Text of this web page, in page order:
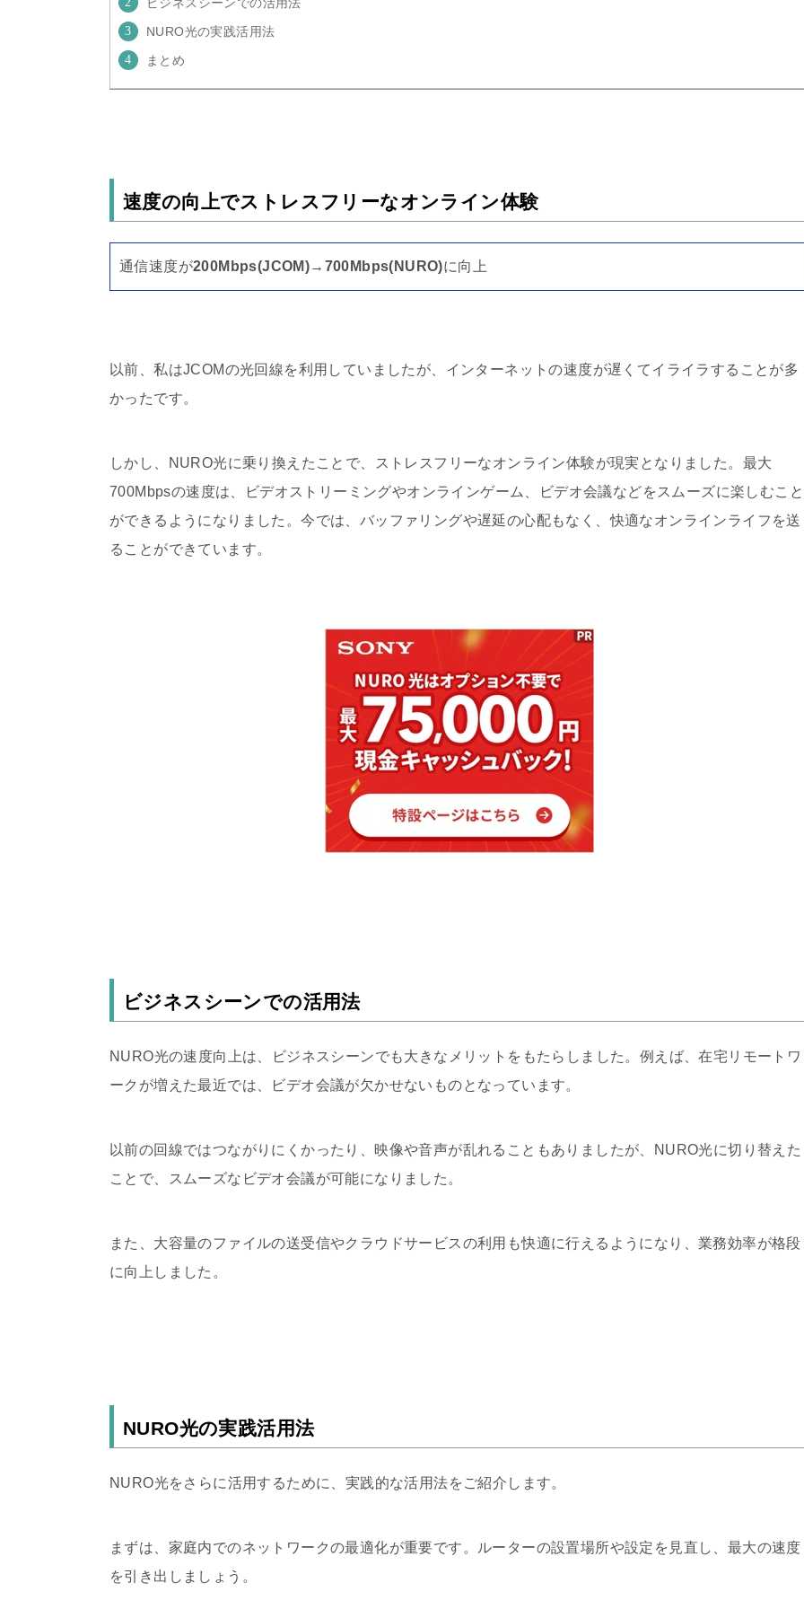
NURO光の実践活用法
まとめ
速度の向上でストレスフリーなオンライン体験
通信速度が200Mbps(JCOM)→700Mbps(NURO)に向上
以前、私はJCOMの光回線を利用していましたが、インターネットの速度が遅くてイライラすることが多
かったです。
しかし、 NURO光に乗り換えたことで、ストレスフリーなオンライン体験が現実となりました。最大
700Mbpsの速度は、ビデオストリーミングやオンラインゲーム、ビデオ会議などをスムーズに楽しむこと
ができるようになりました。今では、バッファリングや遅延の心配もなく、快適なオンラインライフを送
ることができています。
ビジネスシーンでの活用法
NURO光の速度向上は、ビジネスシーンでも大きなメリットをもたらしました。例えば、在宅リモートワ
ークが増えた最近では、ビデオ会議が欠かせないものとなっています。
以前の回線ではつながりにくかったり、映像や音声が乱れることもありましたが、NURO光に切り替えた
ことで、スムーズなビデオ会議が可能になりました。
また、大容量のファイルの送受信やクラウドサービスの利用も快適に行えるようになり、業務効率が格段
に向上しました。
NURO光の実践活用法
NURO光をさらに活用するために、実践的な活用法をご紹介します。
まずは、家庭内でのネットワークの最適化が重要です。ルーターの設置場所や設定を見直し、最大の速度
を引き出しましょう。